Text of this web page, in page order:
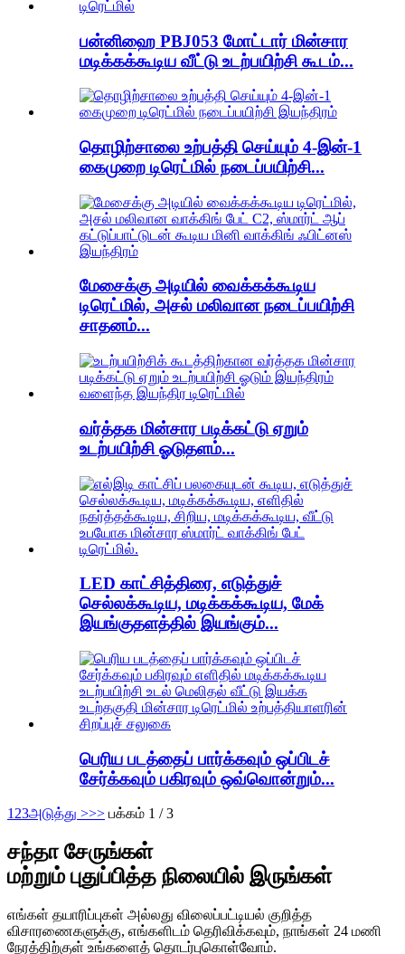
பன்னிஹை PBJ053 மோட்டார் மின்சார
மடிக்கக்கூடிய வீட்டு உடற்பயிற்சி கூடம்...
தொழிற்சாலை உற்பத்தி செய்யும் 4-இன்-1
கைமுறை டிரெட்மில் நடைப்பயிற்சி...
மேசைக்கு அடியில் வைக்கக்கூடிய
டிரெட்மில், அசல் மலிவான நடைப்பயிற்சி
சாதனம்...
வர்த்தக மின்சார படிக்கட்டு ஏறும்
உடற்பயிற்சி ஓடுதளம்...
LED காட்சித்திரை, எடுத்துச்
செல்லக்கூடிய, மடிக்கக்கூடிய, மேக்
இயங்குதளத்தில் இயங்கும்...
பெரிய படத்தைப் பார்க்கவும் ஒப்பிடச்
சேர்க்கவும் பகிரவும் ஒவ்வொன்றும்...
123அடுத்து >>> பக்கம் 1 / 3
சந்தா சேருங்கள்
மற்றும் புதுப்பித்த நிலையில் இருங்கள்
எங்கள் தயாரிப்புகள் அல்லது விலைப்பட்டியல் குறித்த
விசாரணைகளுக்கு, எங்களிடம் தெரிவிக்கவும், நாங்கள் 24 மணி
நேரத்திற்குள் உங்களைத் தொடர்புகொள்வோம்.